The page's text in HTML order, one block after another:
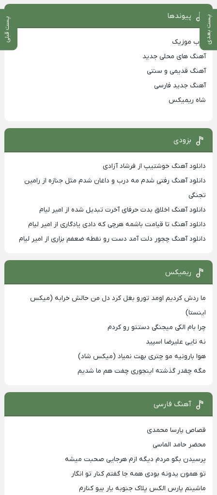
پست بعدی پست قبلی
پیوندها
غرب موزیک
آهنگ های محلی جدید
آهنگ قدیمی و سنتی
آهنگ جدید فارسی
شاه ریمیکس
بزودی
دانلود آهنگ خوشتیپ از فرشاد آزادی
دانلود آهنگ رفتی شدم مه درب و داغان شدم مثل جنازه از رامین
تجنگی
دانلود آهنگ اخلاق بدت حرفای آخرت تبدیل شده از امیر لیام
دانلود آهنگ تا قیامت باشمه هرچی که دادی یادگاری از امیر لیام
دانلود آهنگ چجور دلت آمد دست رو نقطه ضعفم بزاری از امیر لیام
ریمیکس
ما ردش کردیم اومد تورو بغل کرد دل من حالش خرابه (میکس
اینستا)
چرا بام الکی میجنگی دستتو رو کردم
نه تایی علیرضا اسپید
هوا بارونیه مو چتری بهت نمیاد (میکس شاد)
مگه چقدر گذشته اینجوری چفت هم ما شدیم
آهنگ فارسی
قصاص پارسا محمدی
محضر حامد الماسی
پرسیدن بگو مردم دیگه ازم هرجایی صحبت میشه
تو همون یدونه بودی همه جا گفتم کنار تو انگار
ماشینم پارس الکس پلاک جنوبه یار بیو کنارم